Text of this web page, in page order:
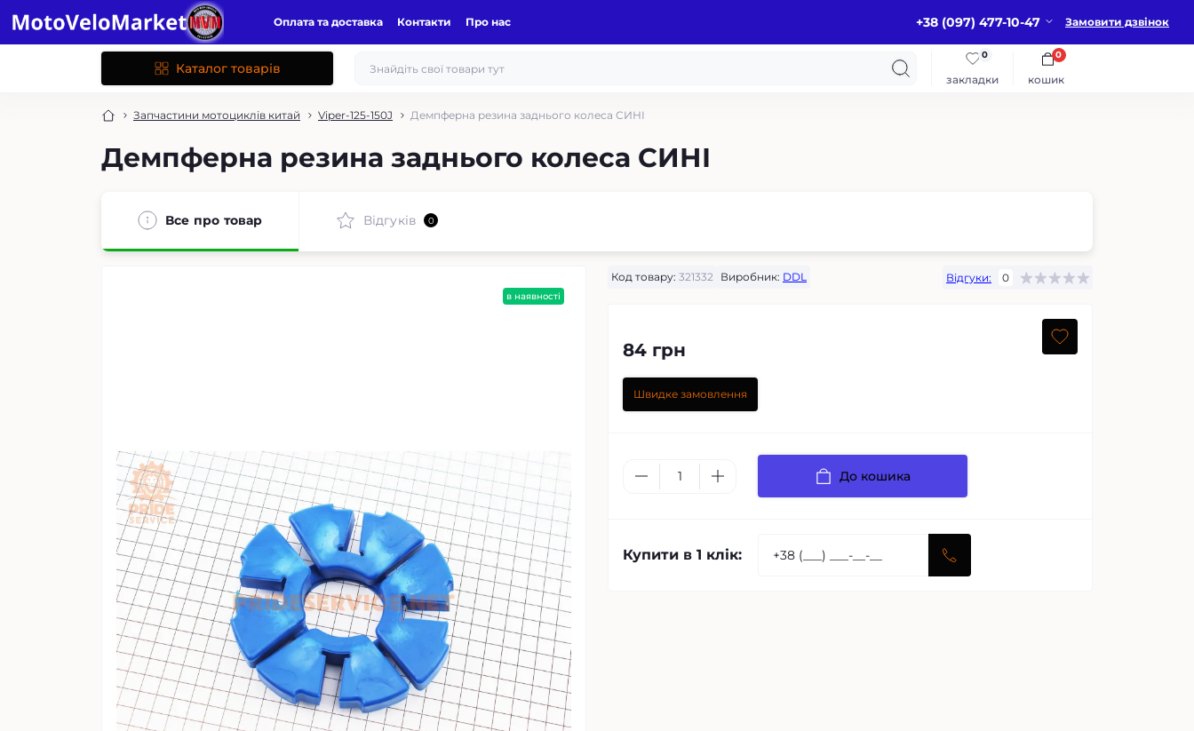
Оплата та доставка Контакти Про нас +38 (097) 477-10-47 Замовити дзвінок
Каталог товарів
закладки
0
кошик
0
Запчастини мотоциклів китай Viper-125-150J Демпферна резина заднього колеса СИНІ
Демпферна резина заднього колеса СИНІ
Все про товар Відгуків 0
в наявності
Код товару: 321332 Виробник: DDL Відгуки: 0
84 грн
Швидке замовлення
До кошика
Купити в 1 клік: